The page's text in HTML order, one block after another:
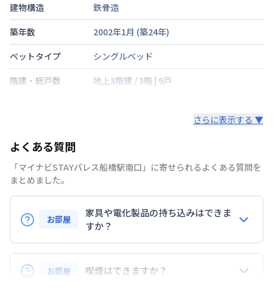
建物構造
鉄骨造
築年数
2002年1月 (築24年)
ベットタイプ
シングルベッド
階建・総戸数
地上3階建 / 3階 | 9戸
禁煙・喫煙
定員
2名
次回更新日
情報更新日より14日以内
さらに表示する ▼
よくある質問
「マイナビSTAYパレス船橋駅南口」に寄せられるよくある質問を
まとめました。
お部屋
家具や電化製品の持ち込みはできま
すか？
お持ち込みいただけます。
ただし、標準設備として部屋に備え付けの家具・家電
以外の扱いについては当社では責任を負いかねます。
お部屋 喫煙はできますか？